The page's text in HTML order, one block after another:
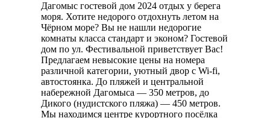
Дагомыс гостевой дом 2024 отдых у берега
моря. Хотите недорого отдохнуть летом на
Чёрном море? Вы не нашли недорогие
комнаты класса стандарт и эконом? Гостевой
дом по ул. Фестивальной приветствует Вас!
Предлагаем невысокие цены на номера
различной категории, уютный двор с Wi-fi,
автостоянка. До пляжей и центральной
набережной Дагомыса — 350 метров, до
Дикого (нудистского пляжа) — 450 метров.
Мы находимся центре курортного посёлка